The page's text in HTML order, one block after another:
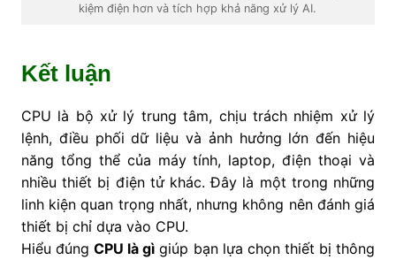
kiệm điện hơn và tích hợp khả năng xử lý AI.
Kết luận
CPU là bộ xử lý trung tâm, chịu trách nhiệm xử lý
lệnh, điều phối dữ liệu và ảnh hưởng lớn đến hiệu
năng tổng thể của máy tính, laptop, điện thoại và
nhiều thiết bị điện tử khác. Đây là một trong những
linh kiện quan trọng nhất, nhưng không nên đánh giá
thiết bị chỉ dựa vào CPU.
Hiểu đúngCPU là gì giúp bạn lựa chọn thiết bị thông